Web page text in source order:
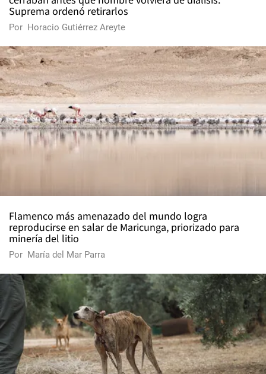
Suprema ordenó retirarlos
Por Horacio Gutiérrez Areyte
Flamenco más amenazado del mundo logra
reproducirse en salar de Maricunga, priorizado para
minería del litio
Por María del Mar Parra